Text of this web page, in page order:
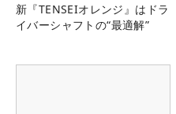
新『TENSEIオレンジ』はドラ
イバーシャフトの“最適解”